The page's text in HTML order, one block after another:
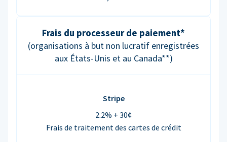
Frais du processeur de paiement*
(organisations à but non lucratif enregistrées
aux États-Unis et au Canada**)
Stripe
2.2% + 30¢
Frais de traitement des cartes de crédit